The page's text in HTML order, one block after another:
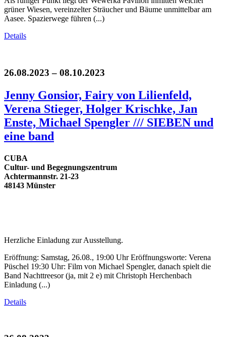
grüner Wiesen, vereinzelter Sträucher und Bäume unmittelbar am
Aasee. Spazierwege führen (...)
Details
26.08.2023 – 08.10.2023
Jenny Gonsior, Fairy von Lilienfeld,
Verena Stieger, Holger Krischke, Jan
Enste, Michael Spengler /// SIEBEN und
eine band
CUBA
Cultur- und Begegnungszentrum
Achtermannstr. 21-23
48143 Münster
Herzliche Einladung zur Ausstellung.
Eröffnung: Samstag, 26.08., 19:00 Uhr Eröffnungsworte: Verena
Püschel 19:30 Uhr: Film von Michael Spengler, danach spielt die
Band Nachttreesor (ja, mit 2 e) mit Christoph Herchenbach
Einladung (...)
Details